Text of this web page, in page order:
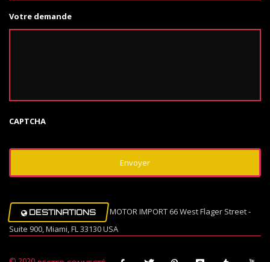
Votre demande
CAPTCHA
DESTINATIONS
MOTOR IMPORT 66 West Flager Street -
Suite 900, Miami, FL 33130 USA